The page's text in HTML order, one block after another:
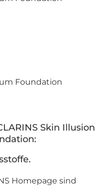
Skin Illusion
Homepage sind